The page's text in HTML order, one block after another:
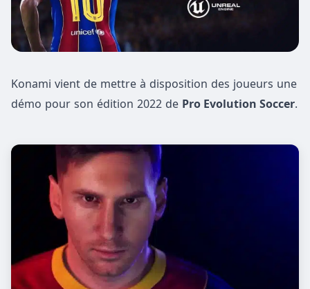
Konami vient de mettre à disposition des joueurs une
démo pour son édition 2022 de Pro Evolution Soccer.